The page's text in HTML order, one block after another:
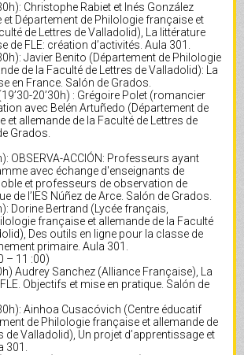
Christophe Rabiet et Inés González
Département de Philologie française et
de Lettres de Valladolid), La littérature
de FLE: création d’activités. Aula 301.
Javier Benito (Département de Philologie
de la Faculté de Lettres de Valladolid): La
en France. Salón de Grados.
20’30h) : Grégoire Polet (romancier
avec Belén Artuñedo (Département de
et allemande de la Faculté de Lettres de
Grados.
OBSERVA-ACCIÓN: Professeurs ayant
avec échange d'enseignants de
et professeurs de observation de
de l’IES Núñez de Arce. Salón de Grados.
Dorine Bertrand (Lycée français,
française et allemande de la Faculté
Des outils en ligne pour la classe de
primaire. Aula 301.
– 11 :00)
Audrey Sanchez (Alliance Française), La
Objectifs et mise en pratique. Salón de
Ainhoa Cusacóvich (Centre éducatif
de Philologie française et allemande de
de Valladolid), Un projet d’apprentissage et
301.